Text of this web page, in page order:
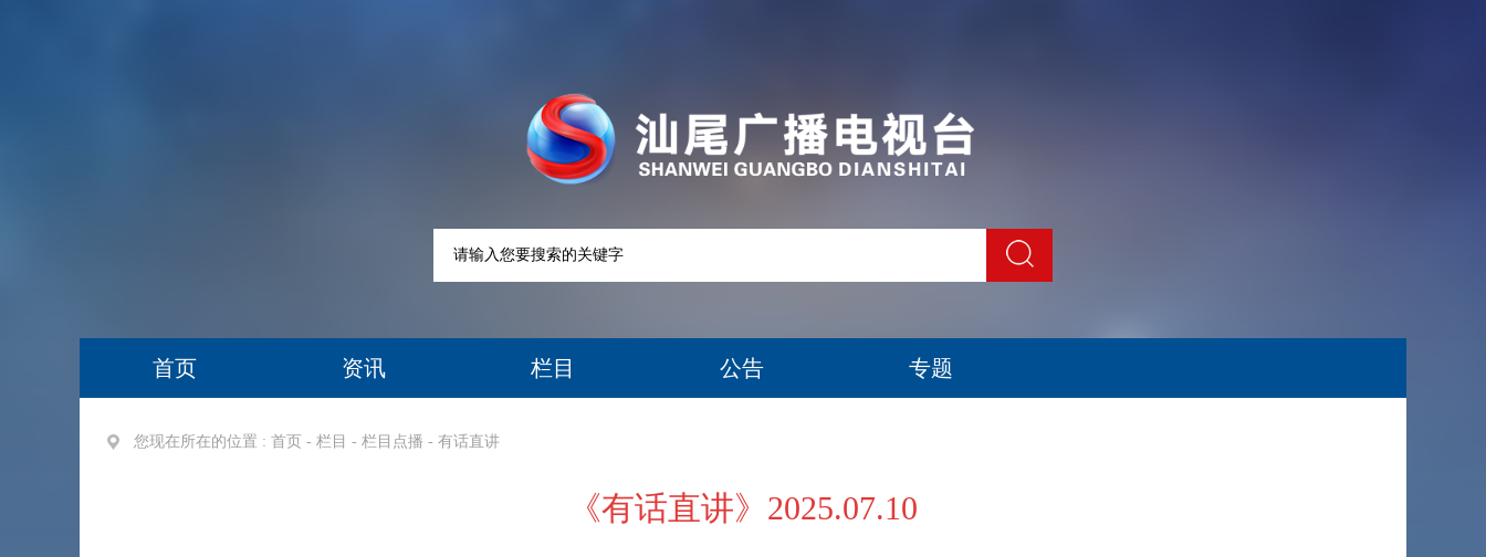
首页 资讯 栏目 公告 专题
您现在所在的位置 : 首页 - 栏目 - 栏目点播 - 有话直讲
《有话直讲》2025.07.10